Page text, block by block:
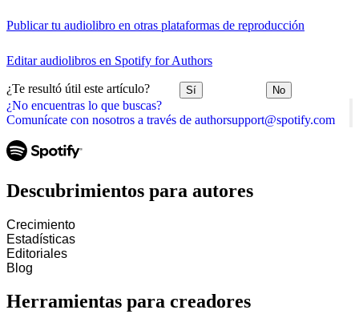
¿No encuentras lo que buscas?
Comunícate con nosotros a través de authorsupport@spotify.com
Publicar tu audiolibro en otras plataformas de reproducción
Editar audiolibros en Spotify for Authors
¿Te resultó útil este artículo? Sí No
Descubrimientos para autores
Crecimiento
Estadísticas
Editoriales
Blog
Herramientas para creadores